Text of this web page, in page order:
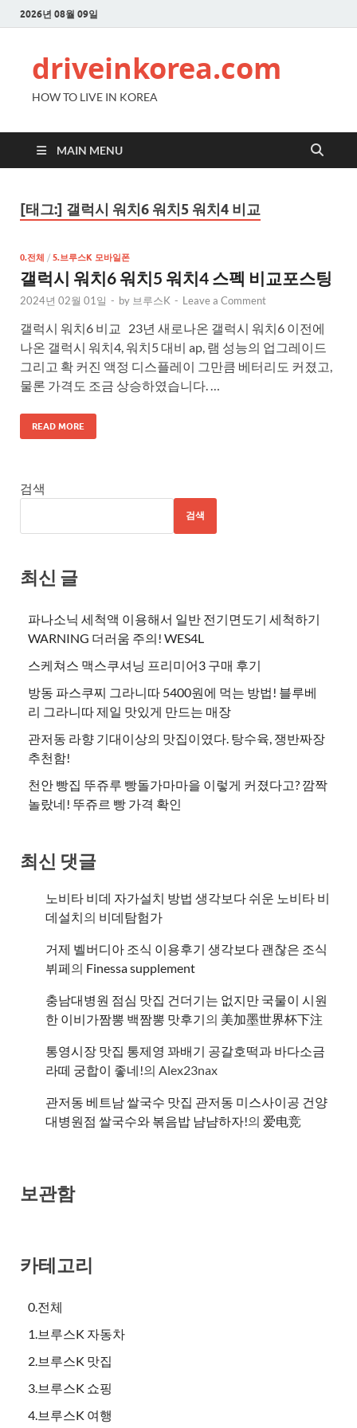
2026년 08월 09일
driveinkorea.com
HOW TO LIVE IN KOREA
MAIN MENU
[태그:] 갤럭시 워치6 워치5 워치4 비교
0.전체 / 5.브루스K 모바일폰
갤럭시 워치6 워치5 워치4 스펙 비교포스팅
2024년 02월 01일 - by 브루스K - Leave a Comment
갤럭시 워치6 비교 23년 새로나온 갤럭시 워치6 이전에
나온 갤럭시 워치4, 워치5 대비 ap, 램 성능의 업그레이드
그리고 확 커진 액정 디스플레이 그만큼 베터리도 커졌고,
물론 가격도 조금 상승하였습니다. …
READ MORE
검색
검색
최신 글
파나소닉 세척액 이용해서 일반 전기면도기 세척하기
WARNING 더러움 주의! WES4L
스케쳐스 맥스쿠셔닝 프리미어3 구매 후기
방동 파스쿠찌 그라니따 5400원에 먹는 방법! 블루베
리 그라니따 제일 맛있게 만드는 매장
관저동 라향 기대이상의 맛집이였다. 탕수육, 쟁반짜장
추천함!
천안 빵집 뚜쥬루 빵돌가마마을 이렇게 커졌다고? 깜짝
놀랐네! 뚜쥬르 빵 가격 확인
최신 댓글
노비타 비데 자가설치 방법 생각보다 쉬운 노비타 비
데설치의 비데탐험가
거제 벨버디아 조식 이용후기 생각보다 괜찮은 조식
뷔페의 ​Finessa supplement
충남대병원 점심 맛집 건더기는 없지만 국물이 시원
한 이비가짬뽕 백짬뽕 맛후기의 美加墨世界杯下注
통영시장 맛집 통제영 꽈배기 공갈호떡과 바다소금
라떼 궁합이 좋네!의 Alex23nax
관저동 베트남 쌀국수 맛집 관저동 미스사이공 건양
대병원점 쌀국수와 볶음밥 냠냠하자!의 爱电竞
보관함
카테고리
0.전체
1.브루스K 자동차
2.브루스K 맛집
3.브루스K 쇼핑
4.브루스K 여행